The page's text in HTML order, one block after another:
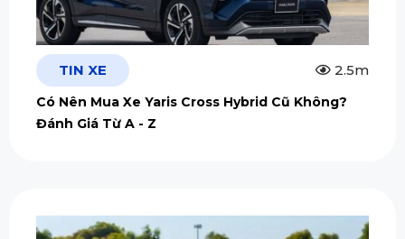
TIN XE 2.5m
Có Nên Mua Xe Yaris Cross Hybrid Cũ Không?
Đánh Giá Từ A - Z